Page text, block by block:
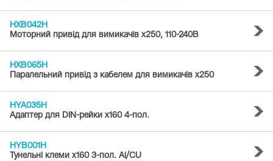
HXB042H
Моторний привід для вимикачів x250, 110-240В
HXB065H
Паралельний привід з кабелем для вимикачів x250
HYA035H
Адаптер для DIN-рейки x160 4-пол.
HYB001H
Тунельні клеми x160 3-пол. Al/CU